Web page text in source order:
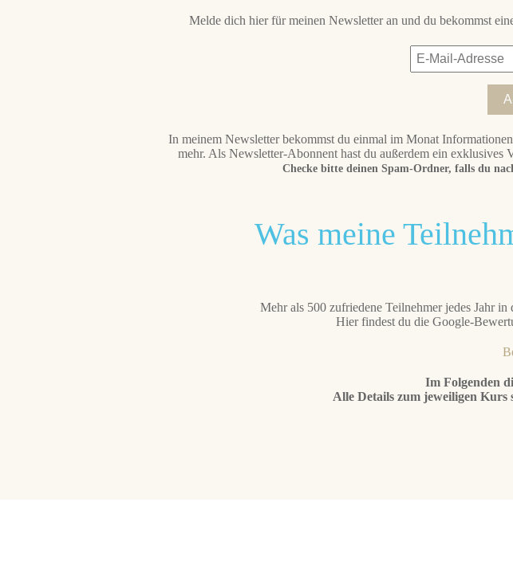
Melde dich hier für meinen Newsletter an und du bekommst
E-Mail-Adresse
In meinem Newsletter bekommst du einmal im Monat
mehr. Als Newsletter-Abonnent hast du außerdem ein exklusives
Checke bitte deinen Spam-Ordner, falls du
Was meine
Mehr als 500 zufriedene Teilnehmer jedes Jahr
Hier findest du die Google-
Im Folgenden
Alle Details zum jeweiligen Kurs